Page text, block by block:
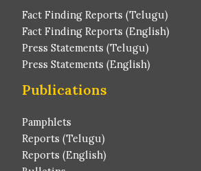
Fact Finding Reports (Telugu)
Fact Finding Reports (English)
Press Statements (Telugu)
Press Statements (English)
Publications
Pamphlets
Reports (Telugu)
Reports (English)